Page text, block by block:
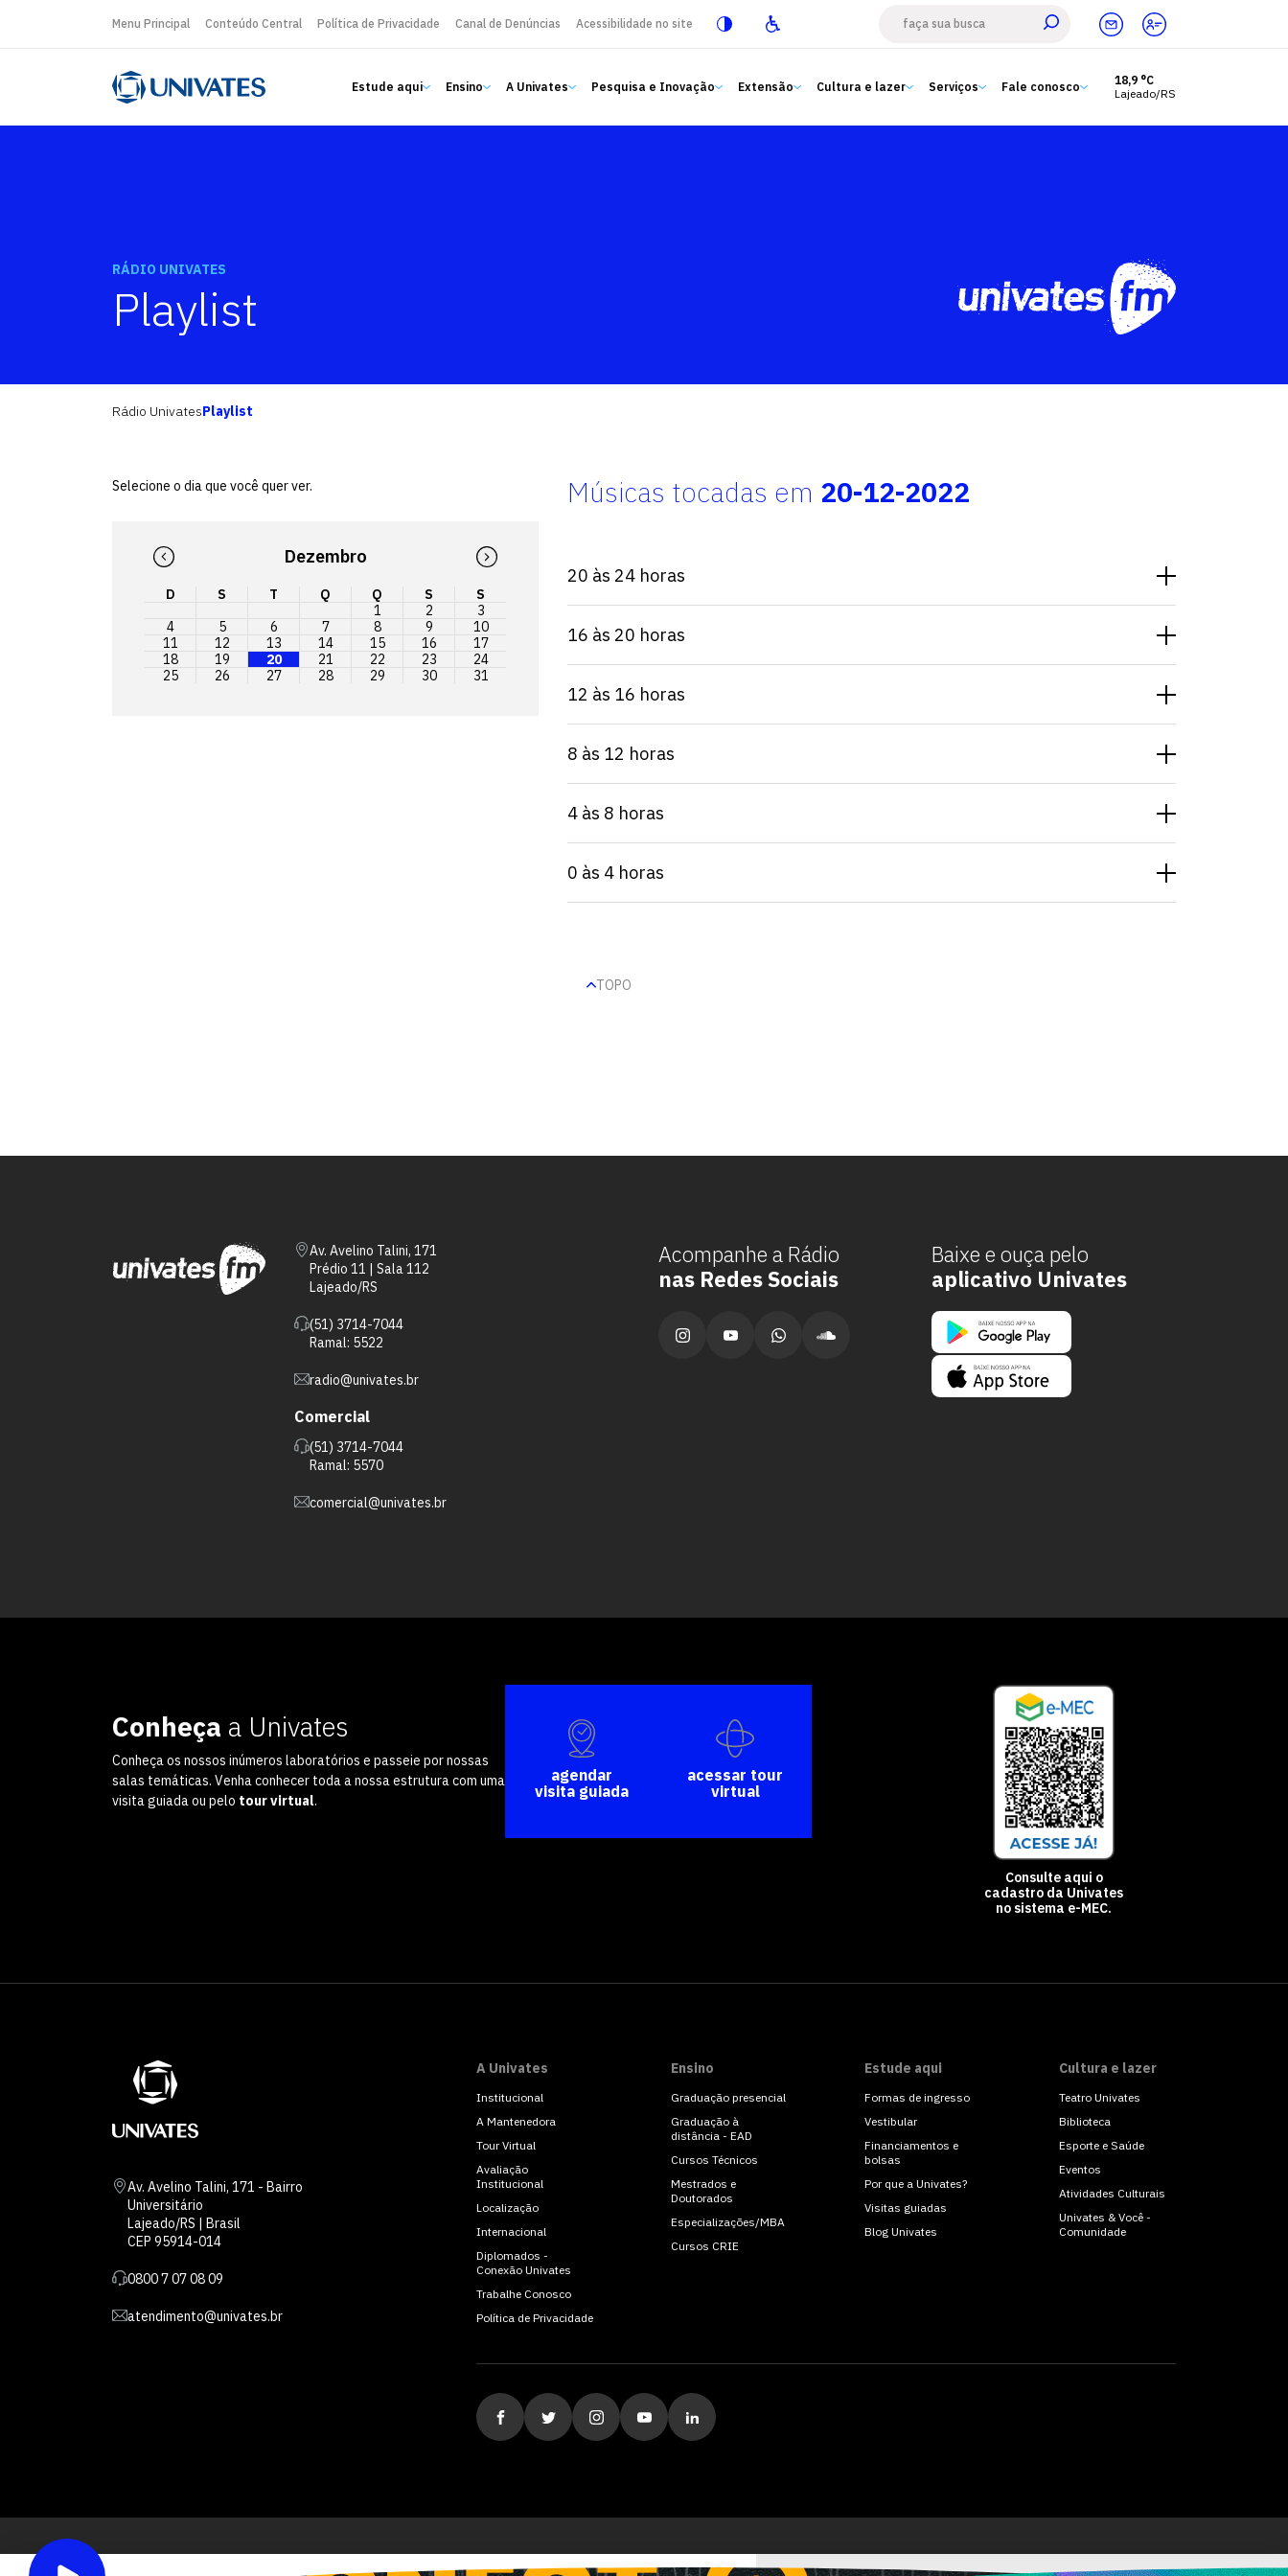
Menu Principal Conteúdo Central Política de Privacidade Canal de Denúncias Acessibilidade no site
Estude aqui Ensino A Univates Pesquisa e Inovação Extensão Cultura e lazer Serviços Fale conosco
18,9 °C
Lajeado/RS
Estude aqui
Extensão
RÁDIO UNIVATES
Playlist
Rádio UnivatesPlaylist
Selecione o dia que você quer ver.
Dezembro
D S T Q Q S
S
1
2
3
4
5 6 7 8 9
10
11
12 13 14 15 16
17
18
19 20 21 22 23
24
25
26 27 28 29 30 31
Músicas tocadas em 20-12-2022
20 às 24 horas
16 às 20 horas
12 às 16 horas
8 às 12 horas
4 às 8 horas
0 às 4 horas
TOPO
Av. Avelino Talini, 171
Prédio 11 | Sala 112
Lajeado/RS
(51) 3714-7044
Ramal: 5522
radio@univates.br
Comercial
(51) 3714-7044
Ramal: 5570
comercial@univates.br
Acompanhe a Rádio
nas Redes Sociais
Baixe e ouça pelo
aplicativo Univates
Conheça a Univates
Conheça os nossos inúmeros laboratórios e passeie por nossas
salas temáticas. Venha conhecer toda a nossa estrutura com uma
visita guiada ou pelo tour virtual.
agendar
visita guiada
acessar tour
virtual
Consulte aqui o
cadastro da Univates
no sistema e-MEC.
Av. Avelino Talini, 171 - Bairro
Universitário
Lajeado/RS | Brasil
CEP 95914-014
0800 7 07 08 09
atendimento@univates.br
A Univates
Institucional
A Mantenedora
Tour Virtual
Avaliação
Institucional
Localização
Internacional
Diplomados -
Conexão Univates
Trabalhe Conosco
Política de Privacidade
Ensino
Graduação presencial
Graduação à
distância - EAD
Cursos Técnicos
Mestrados e
Doutorados
Especializações/MBA
Cursos CRIE
Estude aqui
Formas de ingresso
Vestibular
Financiamentos e
bolsas
Por que a Univates?
Visitas guiadas
Blog Univates
Cultura e lazer
Teatro Univates
Biblioteca
Esporte e Saúde
Eventos
Atividades Culturais
Univates & Você -
Comunidade